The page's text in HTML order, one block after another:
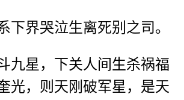
下界哭泣生离死别之司。
九星，下关人间生杀祸福
光，则天刚破军星，是天